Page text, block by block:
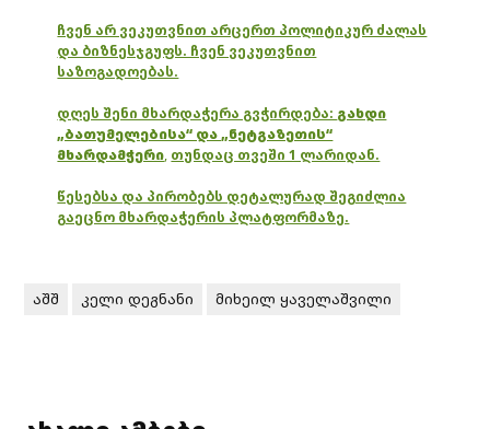
ჩვენ არ ვეკუთვნით არცერთ პოლიტიკურ ძალას
და ბიზნესჯგუფს. ჩვენ ვეკუთვნით
საზოგადოებას.
დღეს შენი მხარდაჭერა გვჭირდება: გახდი
„ბათუმელებისა“ და „ნეტგაზეთის“
მხარდამჭერი, თუნდაც თვეში 1 ლარიდან.
წესებსა და პირობებს დეტალურად შეგიძლია
გაეცნო მხარდაჭერის პლატფორმაზე.
აშშ კელი დეგნანი მიხეილ ყაველაშვილი